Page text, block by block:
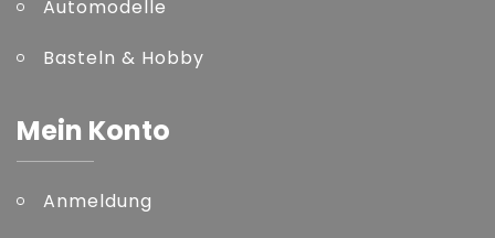
Automodelle
Basteln & Hobby
Mein Konto
Anmeldung